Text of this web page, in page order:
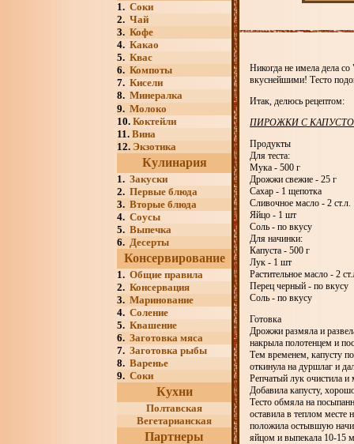
1. Соки
2. Чай
3. Кофе
4. Какао
5. Квас
6. Компоты
7. Кисели
8. Минералка
9. Молоко
10. Коктейли
11. Вина
12. Экзотика
Кулинария
1. Закуски
2. Первые блюда
3. Вторые блюда
4. Соусы
5. Выпечка
6. Десерты
Консервирование
1. Общие правила
2. Консервация
3. Маринование
4. Соление
5. Квашение
6. Заготовка мяса
7. Заготовка рыбы
8. Варенье
9. Соки
Кухни
Полтавская
Вегетарианская
Партнеры
Никогда не имела дела
вкуснейшими! Тесто
Итак, делюсь рецептом:
ПИРОЖКИ С
Продукты
Для теста:
Мука - 500 г
Дрожжи свежие - 25 г
Сахар - 1 щепотка
Сливочное масло - 2 ст.л.
Яйцо - 1 шт
Соль - по вкусу
Для начинки:
Капуста - 500 г
Лук - 1 шт
Растительное масло - 2
Перец черный - по вкусу
Соль - по вкусу
Готовка
Дрожжи размяла и
накрыла полотенцем и
Тем временем, капусту
откинула на дуршлаг и
Репчатый лук очистила и
Добавила капусту,
Тесто обмяла на
оставила в теплом
положила остывшую
яйцом и выпекала 10-15